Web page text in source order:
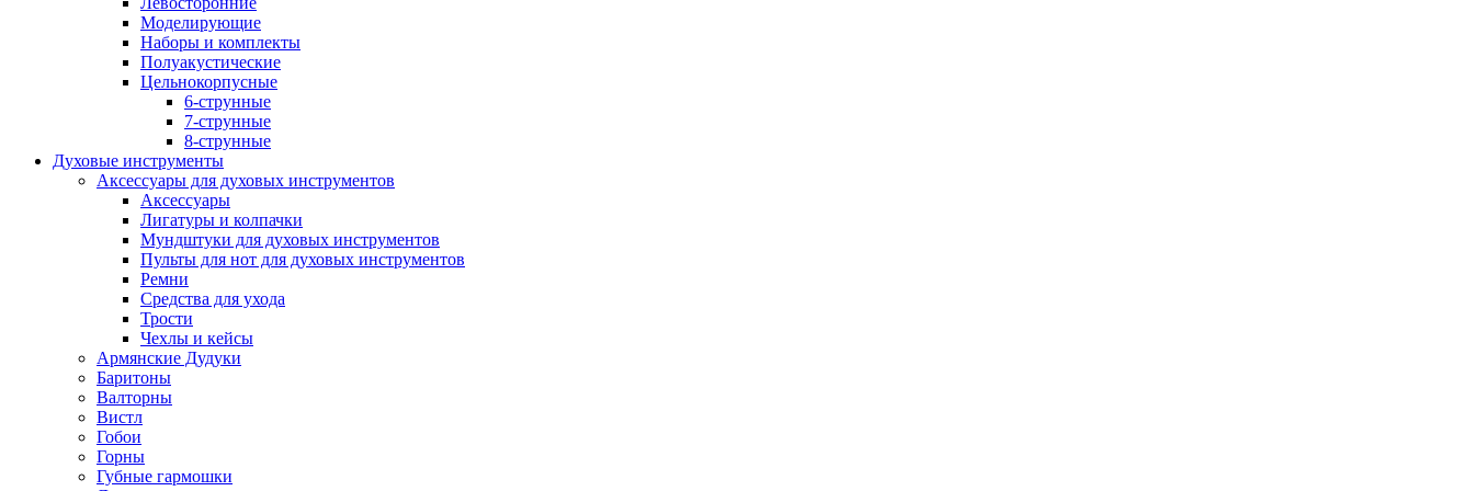
Моделирующие
Наборы и комплекты
Полуакустические
Цельнокорпусные
6-струнные
7-струнные
8-струнные
Духовые инструменты
Аксессуары для духовых инструментов
Аксессуары
Лигатуры и колпачки
Мундштуки для духовых инструментов
Пульты для нот для духовых инструментов
Ремни
Средства для ухода
Трости
Чехлы и кейсы
Армянские Дудуки
Баритоны
Валторны
Вистл
Гобои
Горны
Губные гармошки